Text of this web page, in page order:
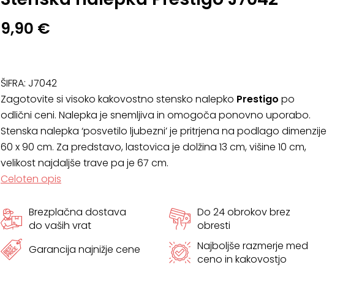
9,90 €
ŠIFRA: J7042
Zagotovite si visoko kakovostno stensko nalepko Prestigo po
odlični ceni. Nalepka je snemljiva in omogoča ponovno uporabo.
Stenska nalepka ‘posvetilo ljubezni’ je pritrjena na podlago dimenzije
60 x 90 cm. Za predstavo, lastovica je dolžina 13 cm, višine 10 cm,
velikost najdaljše trave pa je 67 cm.
Celoten opis
Brezplačna dostava
do vaših vrat
Do 24 obrokov brez
obresti
Garancija najnižje cene
Najboljše razmerje med
ceno in kakovostjo